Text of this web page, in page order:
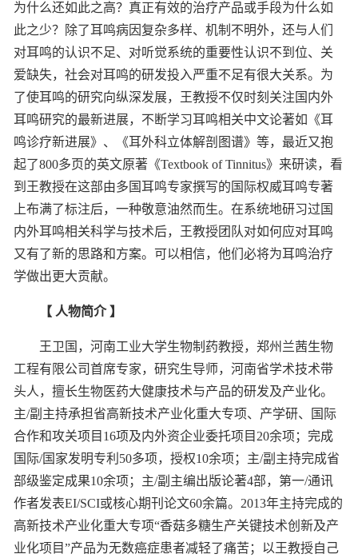
为什么还如此之高？真正有效的治疗产品或手段为什么如
此之少？除了耳鸣病因复杂多样、机制不明外，还与人们
对耳鸣的认识不足、对听觉系统的重要性认识不到位、关
爱缺失，社会对耳鸣的研发投入严重不足有很大关系。为
了使耳鸣的研究向纵深发展，王教授不仅时刻关注国内外
耳鸣研究的最新进展，不断学习耳鸣相关中文论著如《耳
鸣诊疗新进展》、《耳外科立体解剖图谱》等，最近又抱
起了800多页的英文原著《Textbook of Tinnitus》来研读，看
到王教授在这部由多国耳鸣专家撰写的国际权威耳鸣专著
上布满了标注后，一种敬意油然而生。在系统地研习过国
内外耳鸣相关科学与技术后，王教授团队对如何应对耳鸣
又有了新的思路和方案。可以相信，他们必将为耳鸣治疗
学做出更大贡献。
【 人物简介 】
王卫国，河南工业大学生物制药教授，郑州兰茜生物
工程有限公司首席专家，研究生导师，河南省学术技术带
头人，擅长生物医药大健康技术与产品的研发及产业化。
主/副主持承担省高新技术产业化重大专项、产学研、国际
合作和攻关项目16项及内外资企业委托项目20余项；完成
国际/国家发明专利50多项，授权10余项；主/副主持完成省
部级鉴定成果10余项；主/副主编出版论著4部，第一/通讯
作者发表EI/SCI或核心期刊论文60余篇。2013年主持完成的
高新技术产业化重大专项“香菇多糖生产关键技术创新及产
业化项目”产品为无数癌症患者减轻了痛苦；以王教授自己